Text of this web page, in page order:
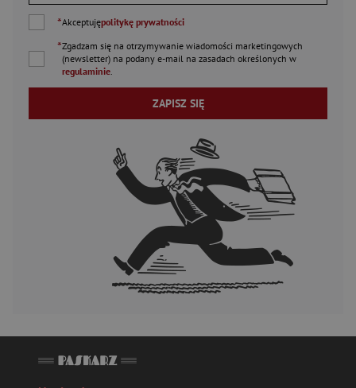
*Akceptujępolitykę prywatności
*Zgadzam się na otrzymywanie wiadomości marketingowych
(newsletter) na podany e-mail na zasadach określonych w
regulaminie
ZAPISZ SIĘ